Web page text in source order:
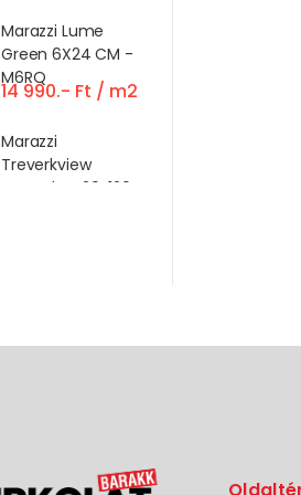
Marazzi Lume
Green 6X24 CM -
M6RQ
Marazzi
Treverkview
Naturale - 20x120R
14 990.- Ft / m2
Emigres Lucia